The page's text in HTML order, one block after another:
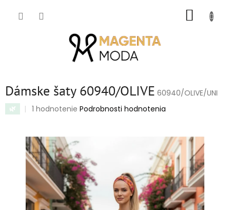
Dámske šaty 60940/OLIVE 60940/OLIVE/UNI
🌿
Priemerné
je
5,0
z
5
hviezdičiek.
1 hodnotenie Podrobnosti hodnotenia